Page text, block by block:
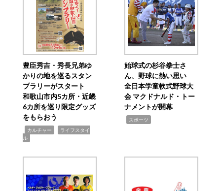
豊臣秀吉・秀長兄弟ゆ
かりの地を巡るスタン
プラリーがスタート
和歌山市内5カ所・近畿
6カ所を巡り限定グッズ
をもらおう
カルチャー
ライフスタイ
ル
始球式の杉谷拳士さ
ん、野球に熱い思い
全日本学童軟式野球大
会 マクドナルド・トー
ナメントが開幕
スポーツ